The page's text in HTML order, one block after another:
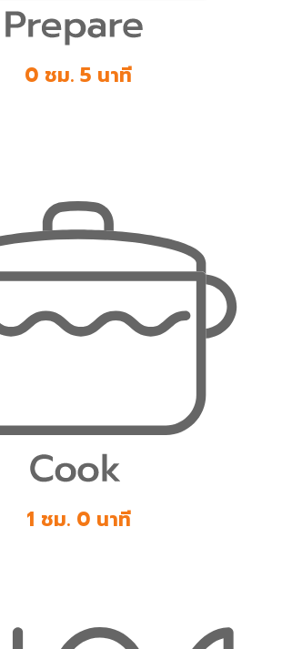
0 ชม. 5 นาที
1 ชม. 0 นาที